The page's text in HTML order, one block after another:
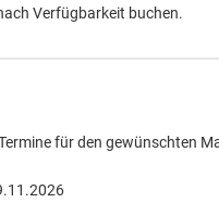
Verfügbarkeit buchen.
für den gewünschten